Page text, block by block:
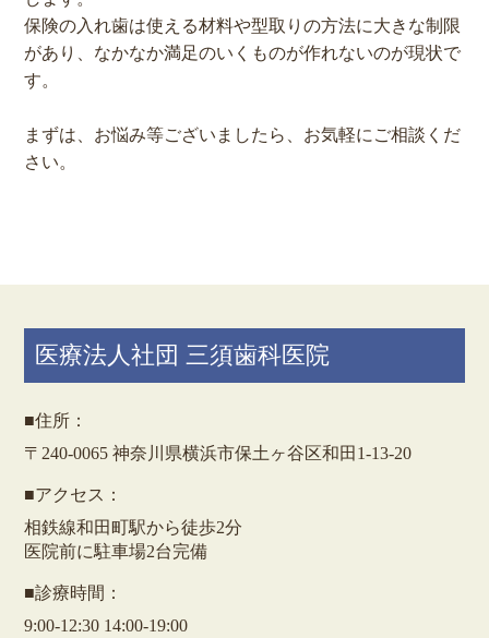
保険の入れ歯は使える材料や型取りの方法に大きな制限
があり、なかなか満足のいくものが作れないのが現状で
す。
まずは、お悩み等ございましたら、お気軽にご相談くだ
さい。
医療法人社団 三須歯科医院
■住所：
〒240-0065 神奈川県横浜市保土ヶ谷区和田1-13-20
■アクセス：
相鉄線和田町駅から徒歩2分
医院前に駐車場2台完備
■診療時間：
9:00-12:30 14:00-19:00